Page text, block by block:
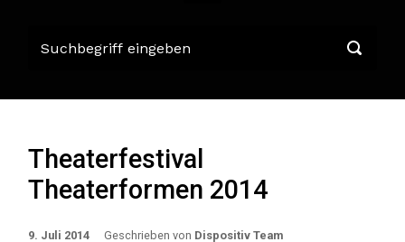
Theaterfestival
Theaterformen 2014
9. Juli 2014 Geschrieben von Dispositiv Team